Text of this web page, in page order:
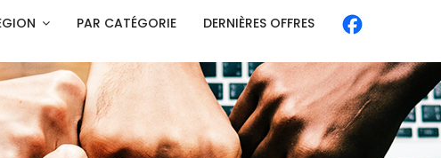
PAR CATÉGORIE DERNIÈRES OFFRES